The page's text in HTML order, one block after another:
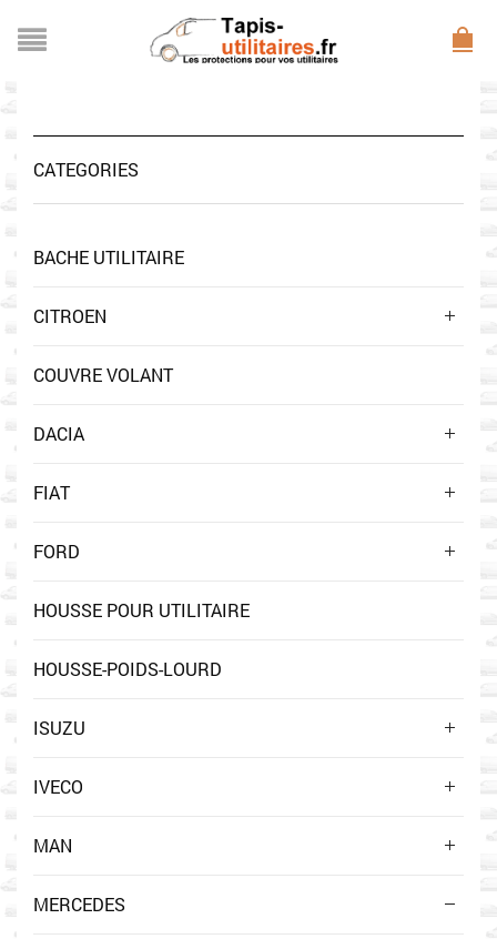
CATEGORIES
BACHE UTILITAIRE
CITROEN
COUVRE VOLANT
DACIA
FIAT
FORD
HOUSSE POUR UTILITAIRE
HOUSSE-POIDS-LOURD
ISUZU
IVECO
MAN
MERCEDES